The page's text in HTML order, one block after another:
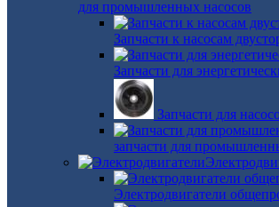
для промышленных насосов
Запчасти к насосам
Запчасти для
Запчасти для
запчасти для
Электродвигатели